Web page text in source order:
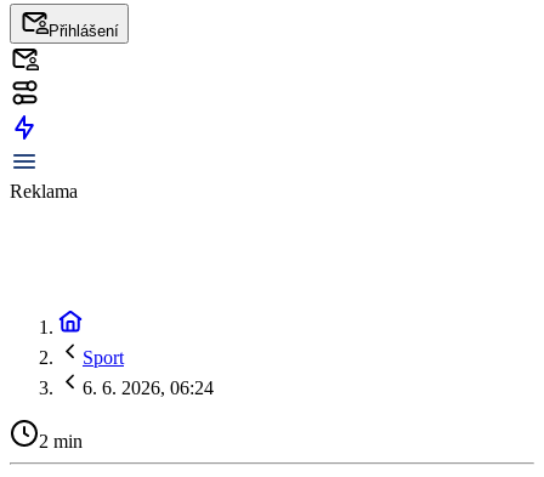
Přihlášení
Reklama
Sport
6. 6. 2026, 06:24
2 min